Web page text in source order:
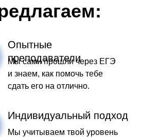
Опытные
преподаватели
Мы сами прошли через ЕГЭ
и знаем, как помочь тебе
сдать его на отлично.
Мы учитываем твой уровень
Индивидуальный подход